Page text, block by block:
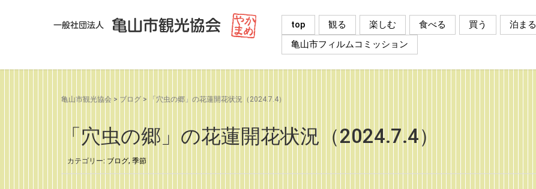
top 観る 楽しむ 食べる 買う 泊まる
亀山市フィルムコミッション
亀山市観光協会 > ブログ > 「穴虫の郷」の花蓮開花状況（2024.7.4）
「穴虫の郷」の花蓮開花状況（2024.7.4）
カテゴリー: ブログ, 季節